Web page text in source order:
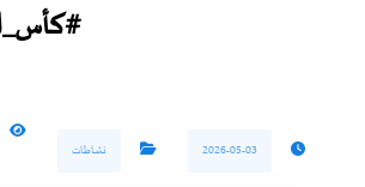
2026-05-03 نشاطات